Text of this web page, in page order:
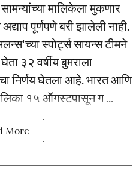
मालिकेला मुकणार
पूर्णपणे बरी झालेली नाही.
स्पोर्ट्स सायन्स टीमने
३२ वर्षीय बुमराला
निर्णय घेतला आहे. भारत आणि
१५ ऑगस्टपासून ग ...
More